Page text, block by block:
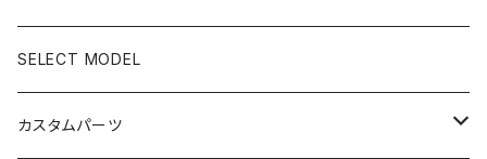
C3S文字盤
X1文字盤
2ND文字盤
C1文字盤
C3S文字盤
SELECT MODEL
カスタムパーツ